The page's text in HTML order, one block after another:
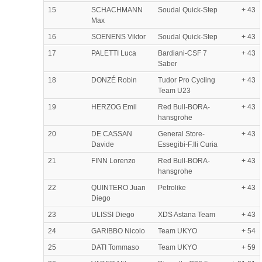
15
SCHACHMANN
Max
Soudal Quick-Step + 43
16 SOENENS Viktor Soudal Quick-Step
+ 43
17
PALETTI Luca
Bardiani-CSF 7
Saber
+ 43
18 DONZÉ Robin
Tudor Pro Cycling
Team U23
+ 43
19 HERZOG Emil
Red Bull-BORA-
hansgrohe
+ 43
20
DE CASSAN
Davide
General Store-
Essegibi-F.Ili Curia
+ 43
21 FINN Lorenzo
Red Bull-BORA-
hansgrohe
+ 43
22
QUINTERO Juan
Diego
Petrolike + 43
23 ULISSI Diego XDS Astana Team
+ 43
24
GARIBBO Nicolo Team UKYO
+ 54
25
DATI Tommaso Team UKYO
+ 59